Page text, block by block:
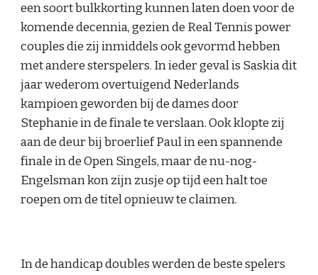
een soort bulkkorting kunnen laten doen voor de
komende decennia, gezien de Real Tennis power
couples die zij inmiddels ook gevormd hebben
met andere sterspelers. In ieder geval is Saskia dit
jaar wederom overtuigend Nederlands
kampioen geworden bij de dames door
Stephanie in de finale te verslaan. Ook klopte zij
aan de deur bij broerlief Paul in een spannende
finale in de Open Singels, maar de nu-nog-
Engelsman kon zijn zusje op tijd een halt toe
roepen om de titel opnieuw te claimen.
In de handicap doubles werden de beste spelers